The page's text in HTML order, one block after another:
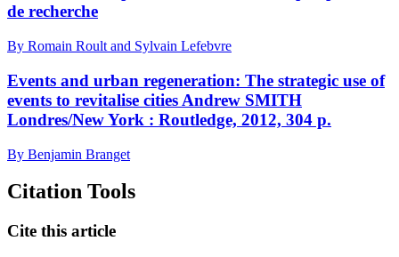
de recherche
By Romain Roult and Sylvain Lefebvre
Events and urban regeneration: The strategic use of
events to revitalise cities Andrew SMITH
Londres/New York : Routledge, 2012, 304 p.
By Benjamin Branget
Citation Tools
Cite this article